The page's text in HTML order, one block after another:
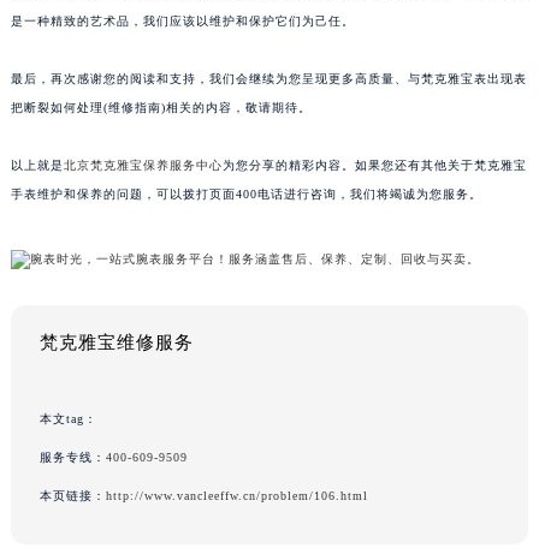
是一种精致的艺术品，我们应该以维护和保护它们为己任。
最后，再次感谢您的阅读和支持，我们会继续为您呈现更多高质量、与梵克雅宝表出现表
把断裂如何处理(维修指南)相关的内容，敬请期待。
以上就是北京梵克雅宝保养服务中心为您分享的精彩内容。如果您还有其他关于梵克雅宝
手表维护和保养的问题，可以拨打页面400电话进行咨询，我们将竭诚为您服务。
梵克雅宝维修服务
本文tag：
服务专线： 400-609-9509
本页链接： http://www.vancleeffw.cn/problem/106.html